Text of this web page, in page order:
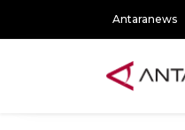
Antaranews